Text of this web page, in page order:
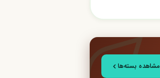
مشاهده بسته‌ها